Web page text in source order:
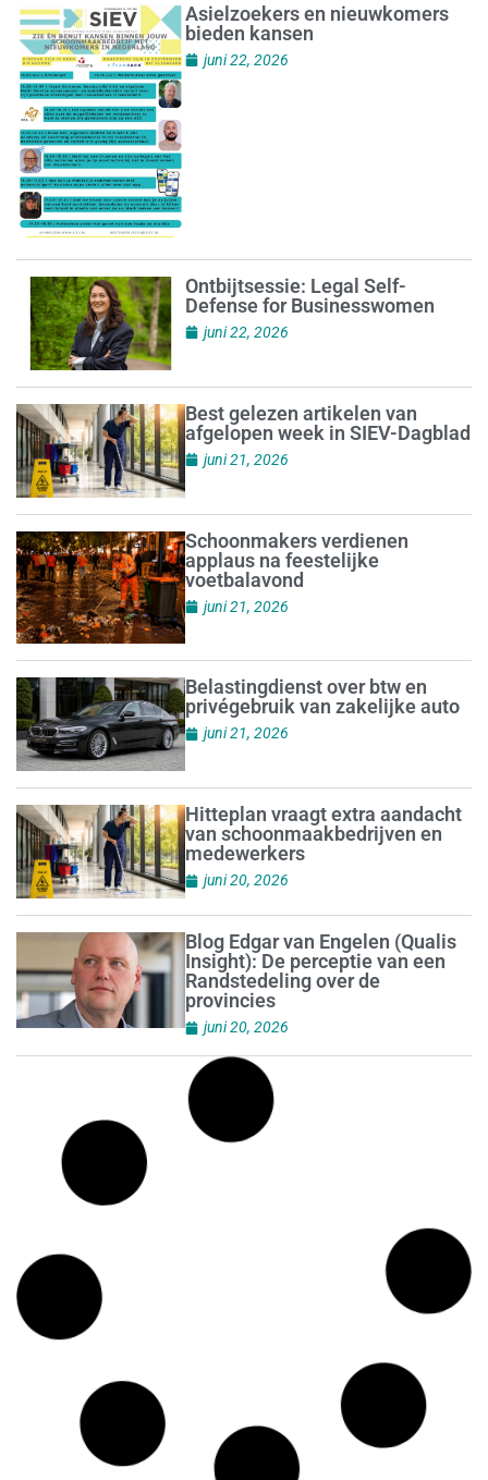
Asielzoekers en nieuwkomers
bieden kansen
juni 22, 2026
Ontbijtsessie: Legal Self-
Defense for Businesswomen
juni 22, 2026
Best gelezen artikelen van
afgelopen week in SIEV-Dagblad
juni 21, 2026
Schoonmakers verdienen
applaus na feestelijke
voetbalavond
juni 21, 2026
Belastingdienst over btw en
privégebruik van zakelijke auto
juni 21, 2026
Hitteplan vraagt extra aandacht
van schoonmaakbedrijven en
medewerkers
juni 20, 2026
Blog Edgar van Engelen (Qualis
Insight): De perceptie van een
Randstedeling over de
provincies
juni 20, 2026
Nieuwe ondertekenaars van de
Code
juni 20, 2026
Nieuwe richtlijnen voor
bedrijven met betrekking tot
SieV zet verantwoordelijk
marktgedrag krachtig op de
agenda
juni 19, 2026